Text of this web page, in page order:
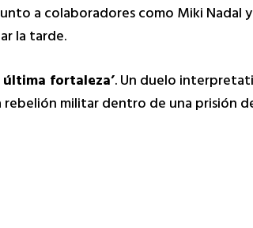
a colaboradores como Miki Nadal y
la tarde.
última fortaleza’. Un duelo
militar dentro de una prisión